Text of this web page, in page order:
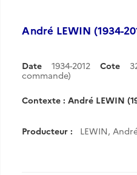
André LEWIN (1934-
Date 1934-2012 Cote
commande)
Contexte : André LEWIN
Producteur : LEWIN,